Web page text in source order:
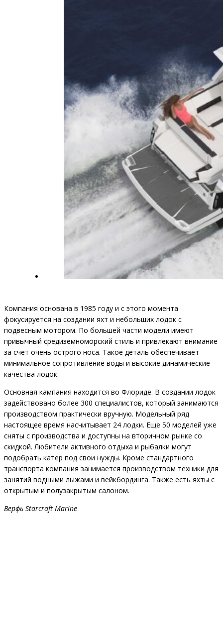
Компания основана в 1985 году и с этого момента
фокусируется на создании яхт и небольших лодок с
подвесным мотором. По большей части модели имеют
привычный средиземноморский стиль и привлекают внимание
за счет очень острого носа. Такое деталь обеспечивает
минимальное сопротивление воды и высокие динамические
качества лодок.
Основная кампания находится во Флориде. В создании лодок
задействовано более 300 специалистов, который занимаются
производством практически вручную. Модельный ряд
настоящее время насчитывает 24 лодки. Еще 50 моделей уже
сняты с производства и доступны на вторичном рынке со
скидкой. Любители активного отдыха и рыбалки могут
подобрать катер под свои нужды. Кроме стандартного
транспорта компания занимается производством техники для
занятий водными лыжами и вейкбординга. Также есть яхты с
открытым и полузакрытым салоном.
Верфь Starcraft Marine